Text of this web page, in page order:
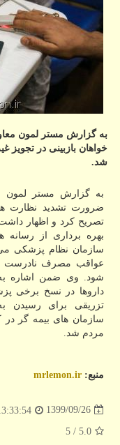
به گزارش مستر لمون
خواهان بازبینی در
شد.
به گزارش مستر لمون
ضرورت تشدید نظارت
تصریح کرد و اظهار
بهره برداری از
سازمان نظام پزشکی می
عواقب مصرف نادرست
شود. وی ضمن اشاره به
داروها در نسخ برخی
تزریقی برای رسیدن
سازمان های بیمه گر در
مردم شد.
منبع: mrlemon.ir
1399/09/26
5.0
/ 5